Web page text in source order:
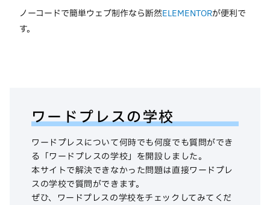
ノーコードで簡単ウェブ制作なら断然ELEMENTORが便利で
す。
ワードプレスの学校
ワードプレスについて何時でも何度でも質問ができ
る「ワードプレスの学校」を開設しました。
本サイトで解決できなかった問題は直接ワードプレ
スの学校で質問ができます。
ぜひ、ワードプレスの学校をチェックしてみてくだ